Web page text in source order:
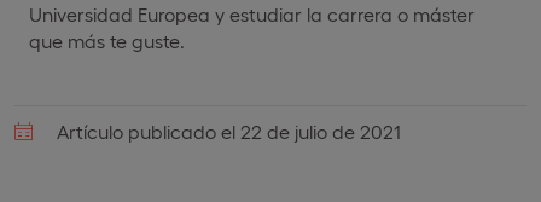
Universidad Europea y estudiar la carrera o máster
que más te guste.
Artículo publicado el 22 de julio de 2021